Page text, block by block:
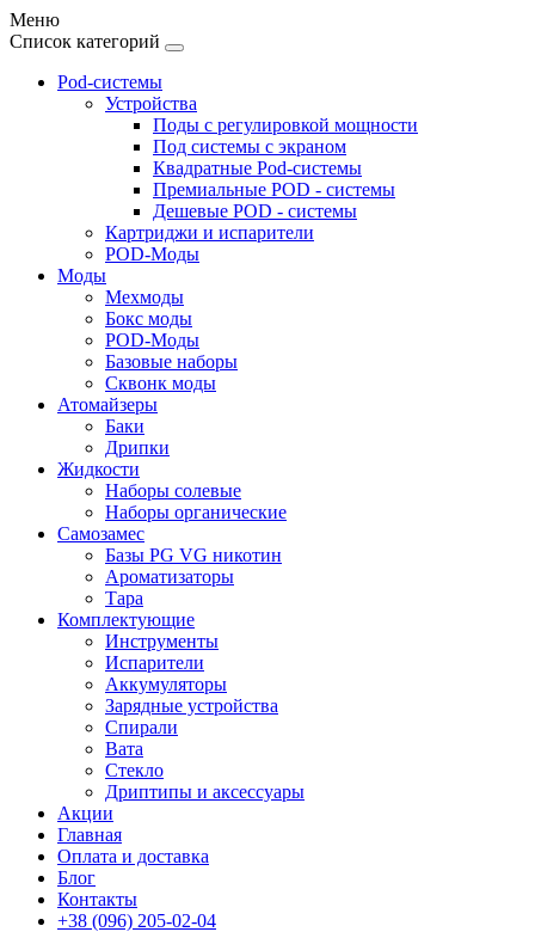
Меню
Список категорий
Pod-системы
Устройства
Поды с регулировкой мощности
Под системы с экраном
Квадратные Pod-системы
Премиальные POD - системы
Дешевые POD - системы
Картриджи и испарители
POD-Моды
Моды
Мехмоды
Бокс моды
POD-Моды
Базовые наборы
Сквонк моды
Атомайзеры
Баки
Дрипки
Жидкости
Наборы солевые
Наборы органические
Самозамес
Базы PG VG никотин
Ароматизаторы
Тара
Комплектующие
Инструменты
Испарители
Аккумуляторы
Зарядные устройства
Спирали
Вата
Стекло
Дриптипы и аксессуары
Акции
Главная
Оплата и доставка
Блог
Контакты
+38 (096) 205-02-04